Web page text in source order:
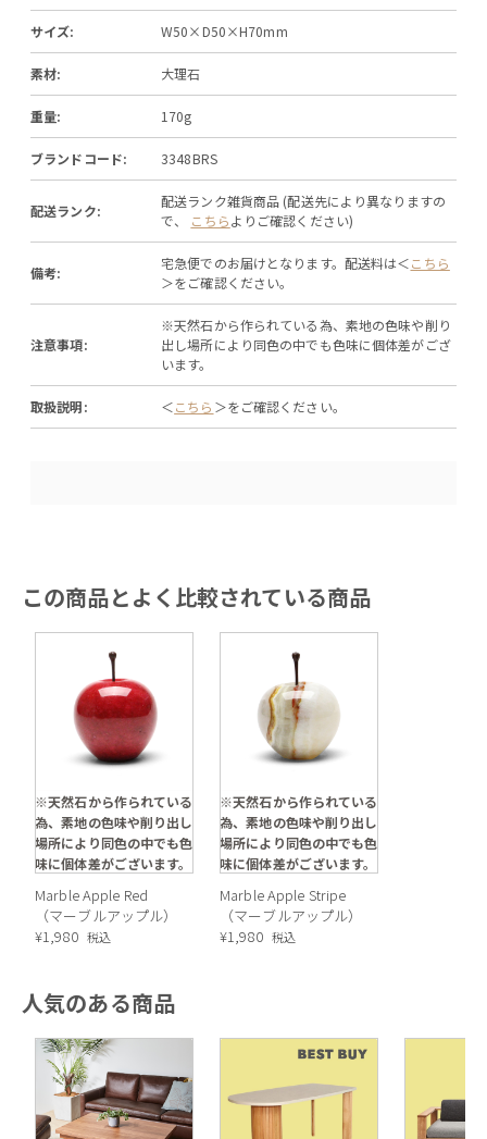
サイズ: W50×D50×H70mm
素材: 大理石
重量: 170g
ブランドコード: 3348BRS
配送ランク:
配送ランク雑貨商品 (配送先により異なりますの
で、 こちらよりご確認ください)
備考:
宅急便でのお届けとなります。配送料は＜こちら
＞をご確認ください。
注意事項:
※天然石から作られている為、素地の色味や削り
出し場所により同色の中でも色味に個体差がござ
います。
取扱説明: ＜こちら ＞をご確認ください。
この商品とよく比較されている商品
※天然石から作られている
為、素地の色味や削り出し
場所により同色の中でも色
味に個体差がございます。
Marble Apple Red
（マーブルアップル）
¥1,980 税込
※天然石から作られている
為、素地の色味や削り出し
場所により同色の中でも色
味に個体差がございます。
Marble Apple Stripe
（マーブルアップル）
¥1,980 税込
人気のある商品